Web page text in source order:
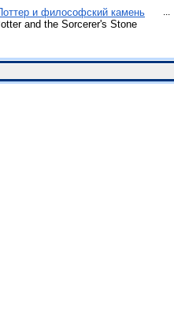
и философский камень
and the Sorcerer's Stone
...